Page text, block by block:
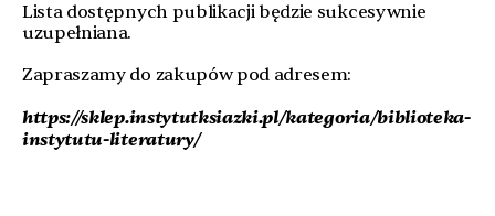
Lista dostępnych publikacji będzie sukcesywnie
uzupełniana.
Zapraszamy do zakupów pod adresem:
https://sklep.instytutksiazki.pl/kategoria/biblioteka-
instytutu-literatury/